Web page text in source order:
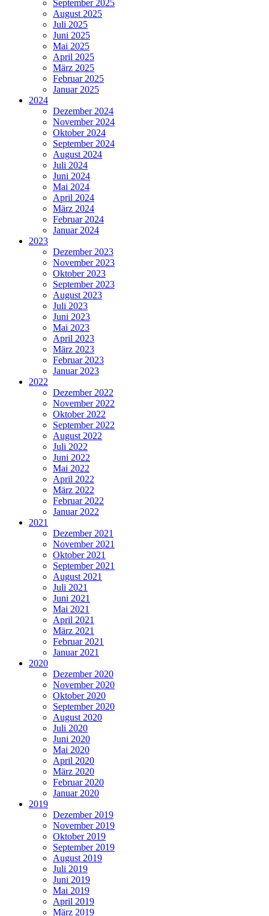
September 2025
August 2025
Juli 2025
Juni 2025
Mai 2025
April 2025
März 2025
Februar 2025
Januar 2025
2024
Dezember 2024
November 2024
Oktober 2024
September 2024
August 2024
Juli 2024
Juni 2024
Mai 2024
April 2024
März 2024
Februar 2024
Januar 2024
2023
Dezember 2023
November 2023
Oktober 2023
September 2023
August 2023
Juli 2023
Juni 2023
Mai 2023
April 2023
März 2023
Februar 2023
Januar 2023
2022
Dezember 2022
November 2022
Oktober 2022
September 2022
August 2022
Juli 2022
Juni 2022
Mai 2022
April 2022
März 2022
Februar 2022
Januar 2022
2021
Dezember 2021
November 2021
Oktober 2021
September 2021
August 2021
Juli 2021
Juni 2021
Mai 2021
April 2021
März 2021
Februar 2021
Januar 2021
2020
Dezember 2020
November 2020
Oktober 2020
September 2020
August 2020
Juli 2020
Juni 2020
Mai 2020
April 2020
März 2020
Februar 2020
Januar 2020
2019
Dezember 2019
November 2019
Oktober 2019
September 2019
August 2019
Juli 2019
Juni 2019
Mai 2019
April 2019
März 2019